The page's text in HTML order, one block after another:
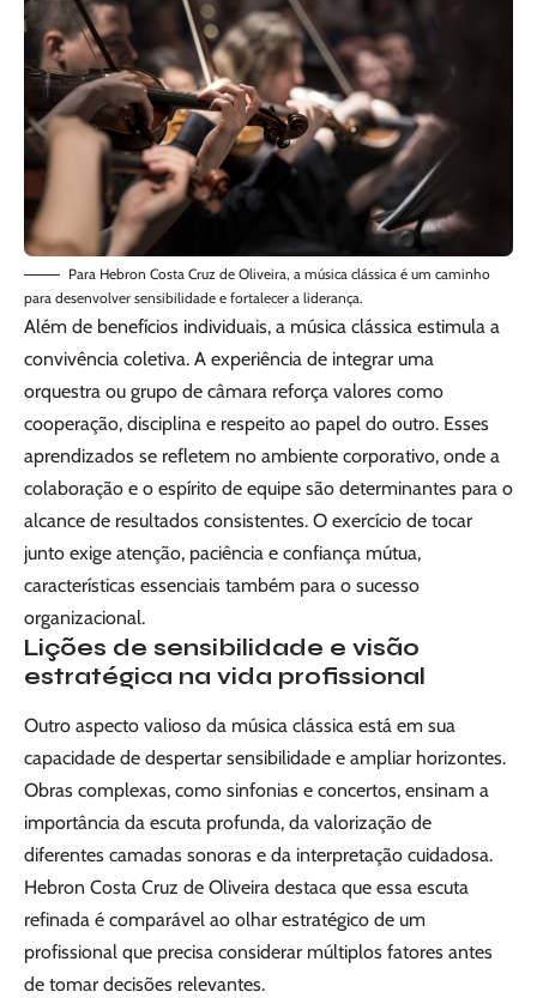
Para Hebron Costa Cruz de Oliveira, a música clássica é um caminho
para desenvolver sensibilidade e fortalecer a liderança.
Além de benefícios individuais, a música clássica estimula a
convivência coletiva. A experiência de integrar uma
orquestra ou grupo de câmara reforça valores como
cooperação, disciplina e respeito ao papel do outro. Esses
aprendizados se refletem no ambiente corporativo, onde a
colaboração e o espírito de equipe são determinantes para o
alcance de resultados consistentes. O exercício de tocar
junto exige atenção, paciência e confiança mútua,
características essenciais também para o sucesso
organizacional.
Lições de sensibilidade e visão
estratégica na vida profissional
Outro aspecto valioso da música clássica está em sua
capacidade de despertar sensibilidade e ampliar horizontes.
Obras complexas, como sinfonias e concertos, ensinam a
importância da escuta profunda, da valorização de
diferentes camadas sonoras e da interpretação cuidadosa.
Hebron Costa Cruz de Oliveira destaca que essa escuta
refinada é comparável ao olhar estratégico de um
profissional que precisa considerar múltiplos fatores antes
de tomar decisões relevantes.